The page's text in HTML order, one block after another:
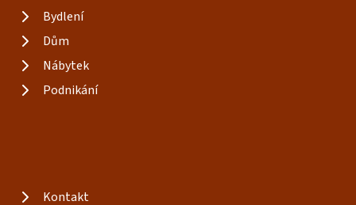
Bydlení
Dům
Nábytek
Podnikání
Kontakt